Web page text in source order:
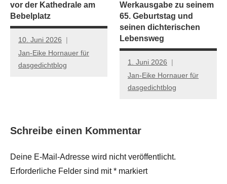
vor der Kathedrale am
Bebelplatz
10. Juni 2026
Jan-Eike Hornauer für
dasgedichtblog
Werkausgabe zu seinem
65. Geburtstag und
seinen dichterischen
Lebensweg
1. Juni 2026
Jan-Eike Hornauer für
dasgedichtblog
Schreibe einen Kommentar
Deine E-Mail-Adresse wird nicht veröffentlicht.
Erforderliche Felder sind mit* markiert